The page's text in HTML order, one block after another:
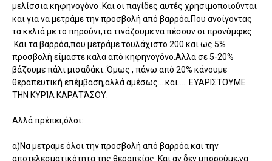
μελίσσια κηφηνογόνο .Και οι παγίδες αυτές χρησιμοποιούνται
και για να μετράμε την προσβολή από βαρρόα.Που ανοίγοντας
τα κελιά με το πηρούνι,τα τινάζουμε να πέσουν οι προνύμφες.
.Και τα βαρρόα,που μετράμε τουλάχιστο 200 και ως 5%
προσβολή είμαστε καλά από κηφηνογόνο.Αλλά σε 5-20%
βάζουμε πάλι μισαδάκι..Όμως , πάνω από 20% κάνουμε
θεραπευτική επέμβαση,αλλά αμέσως….και……ΕΥΑΡΙΣΤΟΎΜΕ
ΤΗΝ ΚΥΡΊΑ ΚΑΡΑΤΆΣΟΥ.
Αλλά πρέπει,όλοι:
α)Να μετράμε όλοι την προσβολή από βαρρόα και την
αποτελεσματικότητα της θεραπείας. Και αν δεν μπορούμε,να